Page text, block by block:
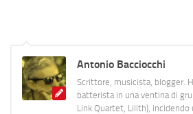
Antonio Bacciocchi
Scrittore, musicista, blogger.
batterista in una ventina di
Link Quartet, Lilith), incidendo